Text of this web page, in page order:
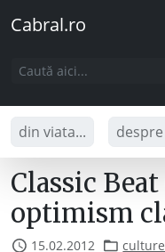
Cabral.ro
din viata...
Classic
optimism
15.02.2012